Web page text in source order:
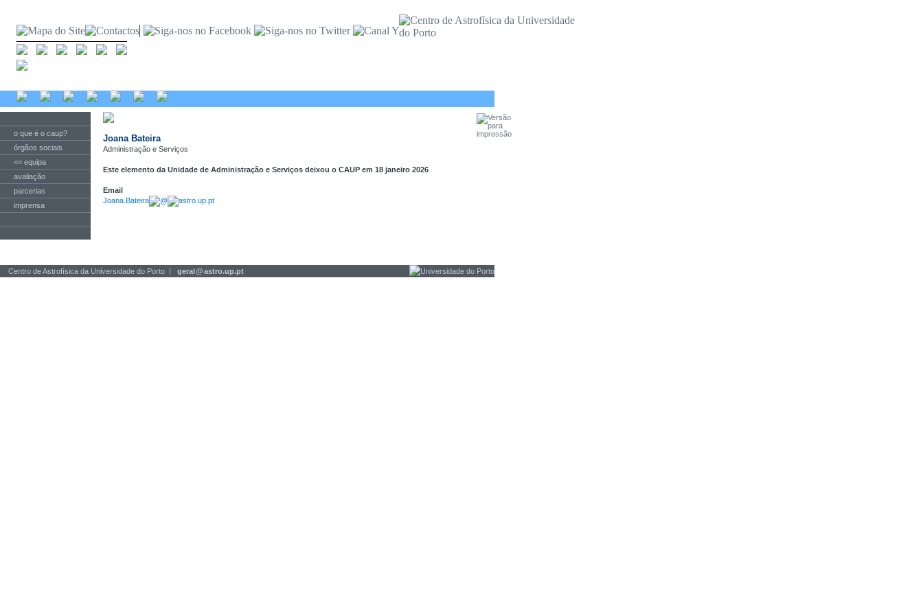
o que é o caup?
órgãos sociais
<< equipa
avaliação
parcerias
imprensa
Joana Bateira
Administração e Serviços
Este elemento da Unidade de Administração e Serviços deixou o CAUP em 18 janeiro 2026
Email
Joana.Bateira
@ astro.up.pt
Centro de Astrofísica da Universidade do Porto | geral@astro.up.pt